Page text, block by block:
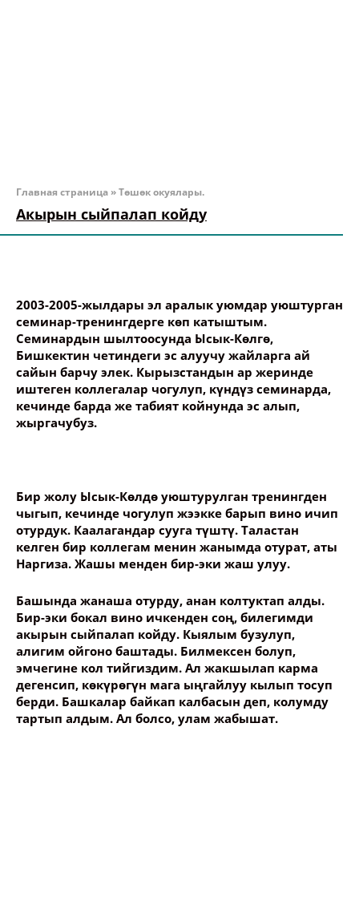
Главная страница »Төшөк окуялары.
Акырын сыйпалап койду
2003-2005-жылдары эл аралык уюмдар уюштурган
семинар-тренингдерге көп катыштым.
Семинардын шылтоосунда Ысык-Көлгө,
Бишкектин четиндеги эс алуучу жайларга ай
сайын барчу элек. Кырызстандын ар жеринде
иштеген коллегалар чогулуп, күндүз семинарда,
кечинде барда же табият койнунда эс алып,
жыргачубуз.
Бир жолу Ысык-Көлдө уюштурулган тренингден
чыгып, кечинде чогулуп жээкке барып вино ичип
отурдук. Каалагандар сууга түштү. Таластан
келген бир коллегам менин жанымда отурат, аты
Наргиза. Жашы менден бир-эки жаш улуу.
Башында жанаша отурду, анан колтуктап алды.
Бир-эки бокал вино ичкенден соң, билегимди
акырын сыйпалап койду. Кыялым бузулуп,
алигим ойгоно баштады. Билмексен болуп,
эмчегине кол тийгиздим. Ал жакшылап карма
дегенсип, көкүрөгүн мага ыңгайлуу кылып тосуп
берди. Башкалар байкап калбасын деп, колумду
тартып алдым. Ал болсо, улам жабышат.